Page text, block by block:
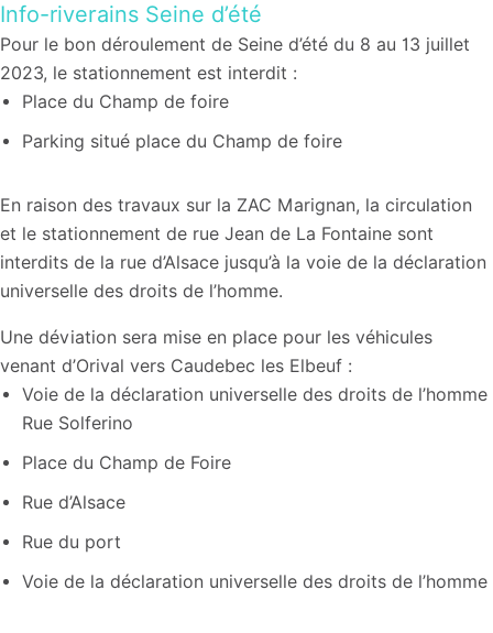
Info-riverains Seine d’été
Pour le bon déroulement de Seine d’été du 8 au 13 juillet
2023, le stationnement est interdit :
Place du Champ de foire
Parking situé place du Champ de foire
En raison des travaux sur la ZAC Marignan, la circulation
et le stationnement de rue Jean de La Fontaine sont
interdits de la rue d’Alsace jusqu’à la voie de la déclaration
universelle des droits de l’homme.
Une déviation sera mise en place pour les véhicules
venant d’Orival vers Caudebec les Elbeuf :
Voie de la déclaration universelle des droits de l’homme
Rue Solferino
Place du Champ de Foire
Rue d’Alsace
Rue du port
Voie de la déclaration universelle des droits de l’homme